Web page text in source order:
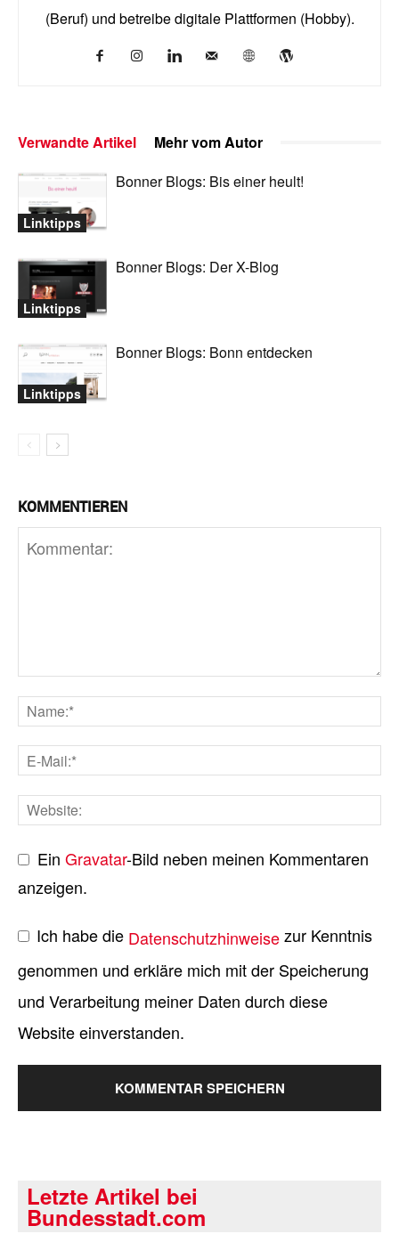
(Beruf) und betreibe digitale Plattformen (Hobby).
Verwandte Artikel Mehr vom Autor
Linktipps
Bonner Blogs: Bis einer heult!
Linktipps
Bonner Blogs: Der X-Blog
Linktipps
Bonner Blogs: Bonn entdecken
KOMMENTIEREN
EinGravatar-Bild neben meinen Kommentaren
anzeigen.
Ich habe die Datenschutzhinweisezur Kenntnis
genommen und erkläre mich mit der Speicherung
und Verarbeitung meiner Daten durch diese
Website einverstanden.
Letzte Artikel bei
Bundesstadt.com